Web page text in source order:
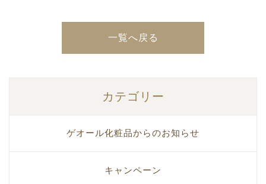
一覧へ戻る
カテゴリー
ゲオール化粧品からのお知らせ
キャンペーン